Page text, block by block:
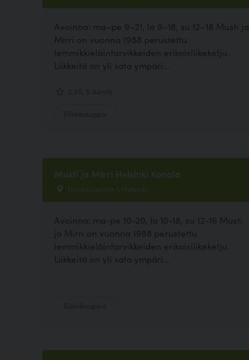
Avoinna: ma–pe 9–21, la 9–18, su 12–18 Musti ja
Mirri on vuonna 1988 perustettu
lemmikkieläintarvikkeiden erikoisliikeketju.
Liikkeitä on yli sata ympäri...
Musti ja Mirri Helsinki Konala
Hankasuontie 1, Helsinki
Avoinna: ma-pe 10-20, la 10-18, su 12-16 Musti
ja Mirri on vuonna 1988 perustettu
lemmikkieläintarvikkeiden erikoisliikeketju.
Liikkeitä on yli sata ympäri...